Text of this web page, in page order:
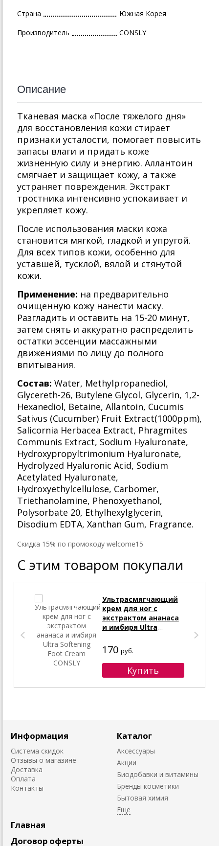
Страна Южная Корея
Производитель CONSLY
Описание
Тканевая маска «После тяжелого дня»
для восстановления кожи стирает
признаки усталости, помогает повысить
запасы влаги и придать коже
жизненную силу и энергию. Аллантоин
смягчает и защищает кожу, а также
устраняет повреждения. Экстракт
тростника интенсивно успокаивает и
укрепляет кожу.
После использования маски кожа
становится мягкой, гладкой и упругой.
Для всех типов кожи, особенно для
уставшей, тусклой, вялой и стянутой
кожи.
Применение: на предварительно
очищенную кожу нанести маску.
Разгладить и оставить на 15-20 минут,
затем снять и аккуратно распределить
остатки эссенции массажными
движениями по лицу до полного
впитывания.
Состав: Water, Methylpropanediol,
Glycereth-26, Butylene Glycol, Glycerin, 1,2-
Hexanediol, Betaine, Allantoin, Cucumis
Sativus (Cucumber) Fruit Extract(1000ppm),
Salicornia Herbacea Extract, Phragmites
Communis Extract, Sodium Hyaluronate,
Hydroxypropyltrimonium Hyaluronate,
Hydrolyzed Hyaluronic Acid, Sodium
Acetylated Hyaluronate,
Hydroxyethylcellulose, Carbomer,
Triethanolamine, Phenoxyethanol,
Polysorbate 20, Ethylhexylglycerin,
Disodium EDTA, Xanthan Gum, Fragrance.
Cкидка 15% по промокоду welcome15
С этим товаром покупали
Ультрасмягчающий
крем для ног с
экстрактом ананаса
и имбиря Ultra
CONSLY
170 руб.
Информация
Система скидок
Отзывы о магазине
Доставка
Оплата
Контакты
Каталог
Аксессуары
Акции
Биодобавки и витамины
Бренды косметики
Бытовая химия
Главная
Договор оферты